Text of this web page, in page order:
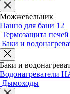
Можжевельник
Панно для бани 12
Термозащита печей
Баки и
Баки и
Водонагреватели
Дымоходы